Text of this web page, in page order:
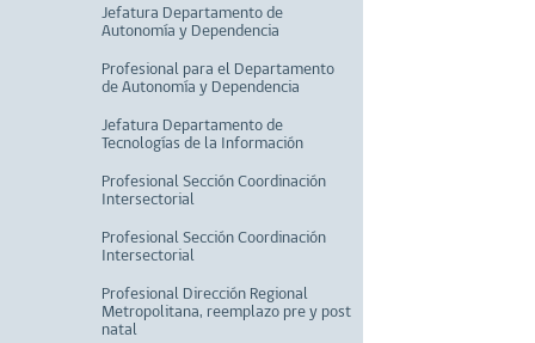
Jefatura Departamento de
Autonomía y Dependencia
Profesional para el Departamento
de Autonomía y Dependencia
Jefatura Departamento de
Tecnologías de la Información
Profesional Sección Coordinación
Intersectorial
Profesional Sección Coordinación
Intersectorial
Profesional Dirección Regional
Metropolitana, reemplazo pre y post
natal